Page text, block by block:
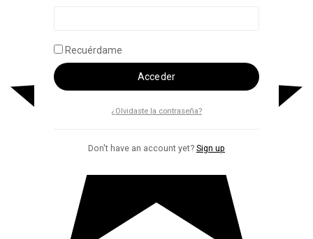
Recuérdame
Acceder
¿Olvidaste la contraseña?
Don't have an account yet? Sign up